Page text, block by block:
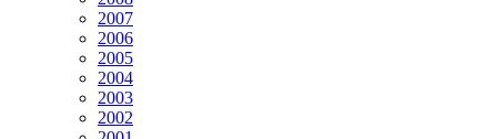
2007
2006
2005
2004
2003
2002